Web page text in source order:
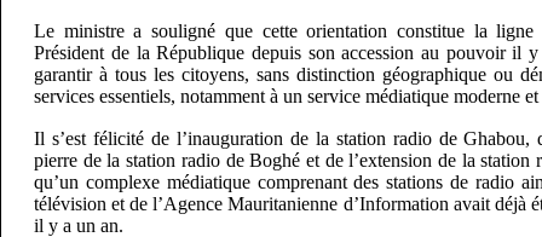
Le ministre a souligné que cette orientation constitue la ligne
Président de la République depuis son accession au pouvoir il
garantir à tous les citoyens, sans distinction géographique ou
services essentiels, notamment à un service médiatique moderne
Il s’est félicité de l’inauguration de la station radio de Ghabou,
pierre de la station radio de Boghé et de l’extension de la station
qu’un complexe médiatique comprenant des stations de radio
télévision et de l’Agence Mauritanienne d’Information avait déjà
il y a un an.